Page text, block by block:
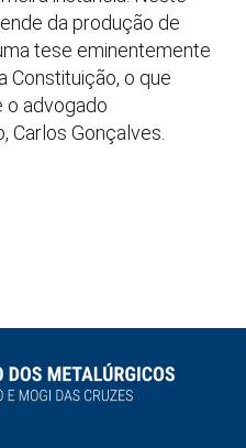
da produção de
tese eminentemente
Constituição, o que
o advogado
Carlos Gonçalves.